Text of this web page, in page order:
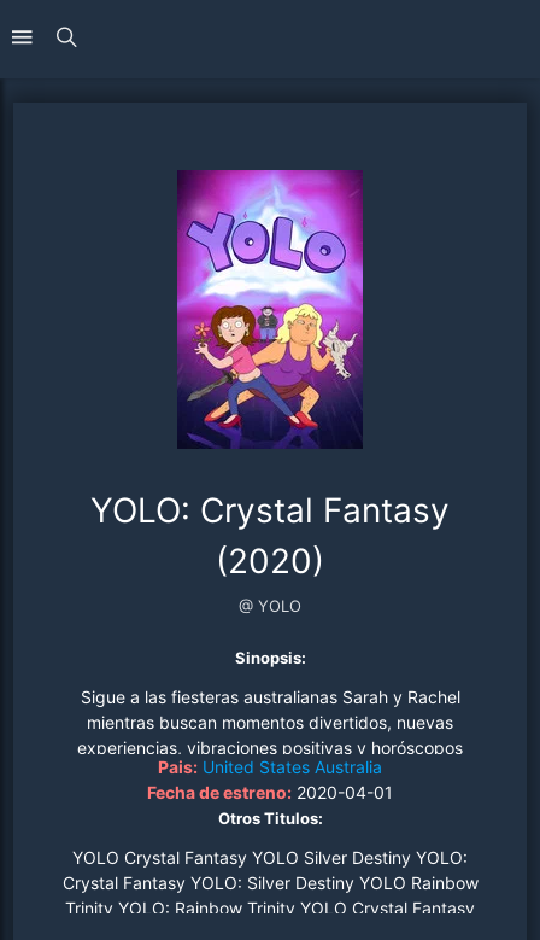
YOLO: Crystal Fantasy
(2020)
@ YOLO
Sinopsis:
Sigue a las fiesteras australianas Sarah y Rachel
mientras buscan momentos divertidos, nuevas
experiencias, vibraciones positivas y horóscopos
esperanzadores en la extraña ciudad de Wollongong. La
búsqueda de Sarah es encontrar el amor, mientras que
Rachel está hambrienta de caos, lo que a menudo los
pone en conflicto cuando se encuentran con australianos
surrealistas, extrañas criaturas de la selva y nómadas
excéntricos..
Pais: United States Australia
Fecha de estreno: 2020-04-01
Otros Titulos:
YOLO Crystal Fantasy YOLO Silver Destiny YOLO:
Crystal Fantasy YOLO: Silver Destiny YOLO Rainbow
Trinity YOLO: Rainbow Trinity YOLO Crystal Fantasy